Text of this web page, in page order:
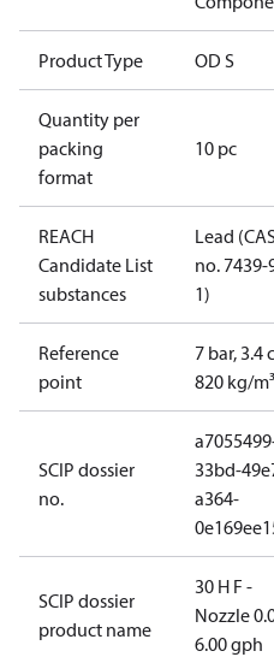
Product Type OD S
Quantity per
packing
format
10 pc
REACH
Candidate List
substances
Lead
no. 7439-
1)
Reference
point
7 bar, 3.4
820 kg/m³
SCIP dossier
no.
33bd-
a364-
SCIP dossier
product name
30 H F -
Nozzle
6.00 gph